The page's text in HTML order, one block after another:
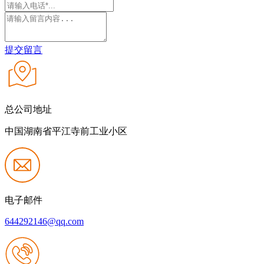
提交留言
总公司地址
中国湖南省平江寺前工业小区
电子邮件
644292146@qq.com